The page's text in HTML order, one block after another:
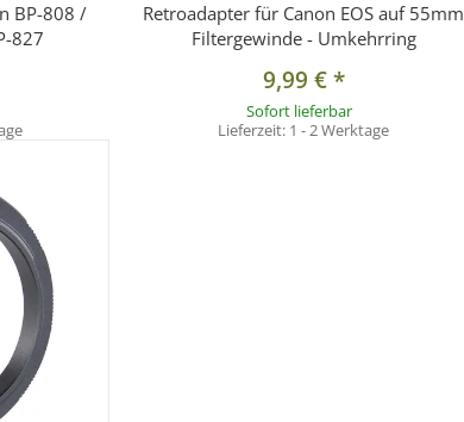
BP-808 /
827
Retroadapter für Canon EOS auf 55mm
Filtergewinde - Umkehrring
9,99 €*
Sofort lieferbar
Lieferzeit: 1 - 2 Werktage